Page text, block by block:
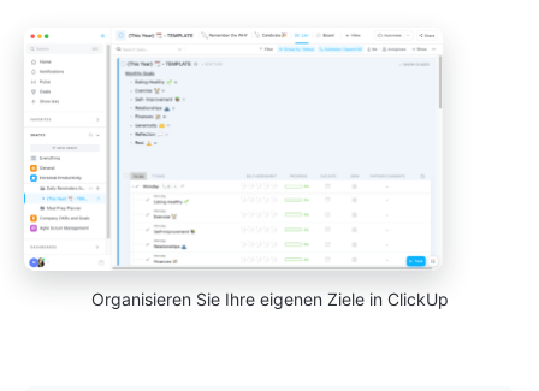
Organisieren Sie Ihre eigenen Ziele in ClickUp